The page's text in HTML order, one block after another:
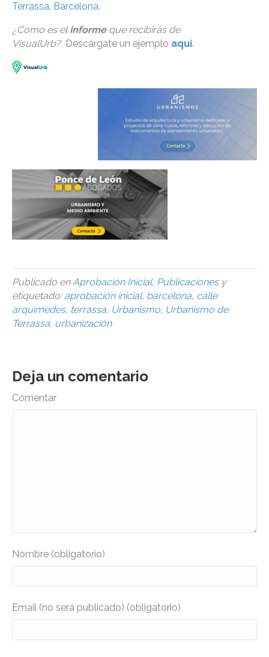
Terrassa, Barcelona.
¿Cómo es el informe que recibirás de
VisualUrb?Descárgate un ejemplo aquí.
Publicado en Aprobación Inicial, Publicacionesy
etiquetado: aprobación inicial, barcelona, calle
arquímedes, terrassa, Urbanismo, Urbanismo de
Terrassa, urbanización
Deja un comentario
Comentar
Nombre (obligatorio)
Email (no será publicado) (obligatorio)